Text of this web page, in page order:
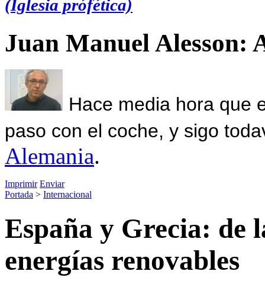
(Iglesia prófética)
Juan Manuel Alesson:
Hace media hora que
paso con el coche, y sigo
Alemania.
Imprimir Enviar
Portada > Internacional
España y Grecia: de
energías renovables